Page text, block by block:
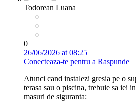
Todorean Luana
0
26/06/2026 at 08:25
Conecteaza-te pentru a Raspunde
Atunci cand instalezi gresia pe o
terasa sau o piscina, trebuie sa iei
masuri de siguranta: